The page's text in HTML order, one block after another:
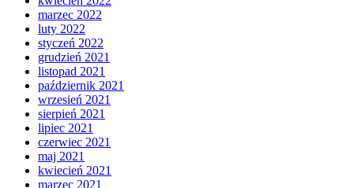
marzec 2022
luty 2022
styczeń 2022
grudzień 2021
listopad 2021
październik 2021
wrzesień 2021
sierpień 2021
lipiec 2021
czerwiec 2021
maj 2021
kwiecień 2021
marzec 2021